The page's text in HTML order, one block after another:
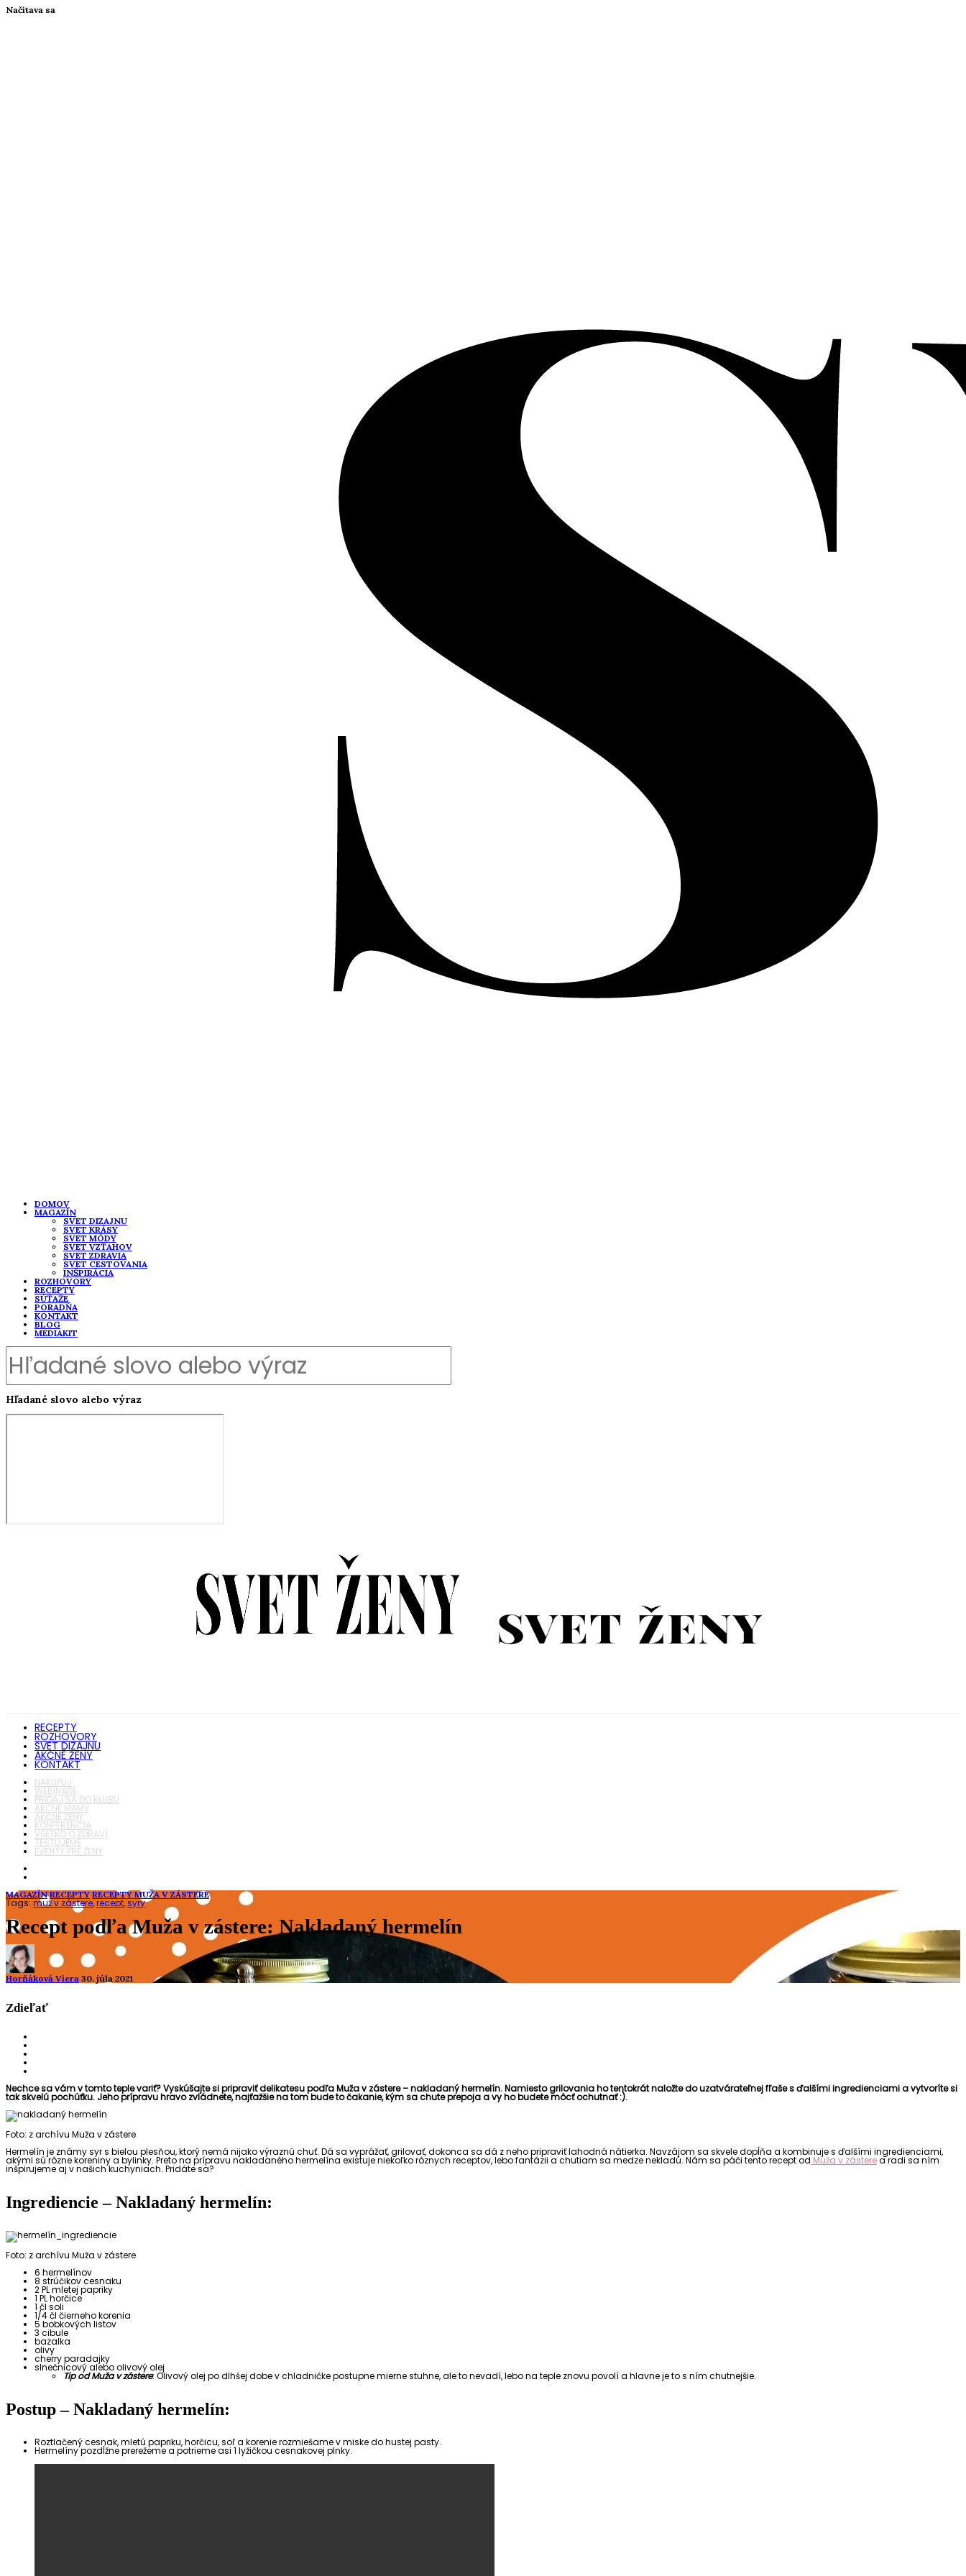
Načítava sa
DOMOV
MAGAZÍN
SVET DIZAJNU
SVET KRÁSY
SVET MÓDY
SVET VZŤAHOV
SVET ZDRAVIA
SVET CESTOVANIA
INŠPIRÁCIA
ROZHOVORY
RECEPTY
SÚŤAŽE
PORADŇA
KONTAKT
BLOG
MEDIAKIT
Hľadané slovo alebo výraz
RECEPTY
ROZHOVORY
SVET DIZAJNU
AKČNÉ ŽENY
KONTAKT
NAKUPUJ
WEBINÁRE
PRIDAJ SA DO KLUBU
AKČNÉ MAMY
AKČNÉ ŽENY
KONFERENCIA
VŠETKO O ZDRAVÍ
TESTUJEME
EVENTY PRE ŽENY
MAGAZÍN RECEPTY RECEPTY MUŽA V ZÁSTERE
Tags:muž v zástere,recept,syry
Recept podľa Muža v zástere: Nakladaný hermelín
Horňáková Viera 30. júla 2021
Zdieľať
Nechce sa vám v tomto teple variť? Vyskúšajte si pripraviť delikatesu podľa Muža v zástere – nakladaný hermelín. Namiesto grilovania ho tentokrát naložte do uzatvárateľnej fľaše s ďalšími ingredienciami a vytvoríte si
tak skvelú pochúťku. Jeho prípravu hravo zvládnete, najťažšie na tom bude to čakanie, kým sa chute prepoja a vy ho budete môcť ochutnať :).
Foto: z archívu Muža v zástere
Hermelín je známy syr s bielou plesňou, ktorý nemá nijako výraznú chuť. Dá sa vyprážať, grilovať, dokonca sa dá z neho pripraviť lahodná nátierka. Navzájom sa skvele dopĺňa a kombinuje s ďalšími ingredienciami,
akými sú rôzne koreniny a bylinky. Preto na prípravu nakladaného hermelína existuje niekoľko rôznych receptov, lebo fantázii a chutiam sa medze nekladú. Nám sa páči tento recept od Muža v zásterea radi sa ním
inšpirujeme aj v našich kuchyniach. Pridáte sa?
Ingrediencie – Nakladaný hermelín:
Foto: z archívu Muža v zástere
6 hermelínov
8 strúčikov cesnaku
2 PL mletej papriky
1 PL horčice
1 čl soli
1/4 čl čierneho korenia
5 bobkových listov
3 cibule
bazalka
olivy
cherry paradajky
slnečnicový alebo olivový olej
Tip od Muža v zástere: Olivový olej po dlhšej dobe v chladničke postupne mierne stuhne, ale to nevadí, lebo na teple znovu povolí a hlavne je to s ním chutnejšie.
Postup – Nakladaný hermelín:
Roztlačený cesnak, mletú papriku, horčicu, soľ a korenie rozmiešame v miske do hustej pasty.
Hermelíny pozdĺžne prerežeme a potrieme asi 1 lyžičkou cesnakovej plnky.